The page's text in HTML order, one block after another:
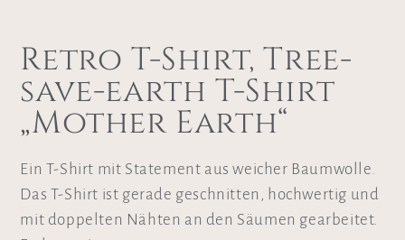
Retro T-Shirt, Tree-
save-earth T-Shirt
„Mother Earth“
Ein T-Shirt mit Statement aus weicher Baumwolle.
Das T-Shirt ist gerade geschnitten, hochwertig und
mit doppelten Nähten an den Säumen gearbeitet.